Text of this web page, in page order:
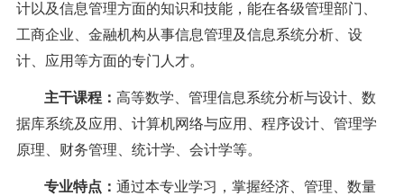
计以及信息管理方面的知识和技能，能在各级管理部门、
工商企业、金融机构从事信息管理及信息系统分析、设
计、应用等方面的专门人才。
主干课程： 高等数学、管理信息系统分析与设计、数
据库系统及应用、计算机网络与应用、程序设计、管理学
原理、财务管理、统计学、会计学等。
专业特点 ： 通过本专业学习，掌握经济、管理、数量